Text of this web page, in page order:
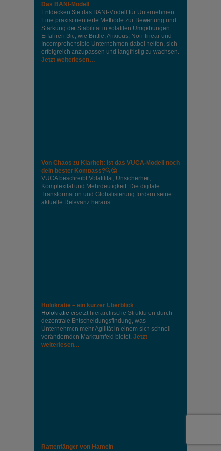
Das BANI-Modell
Entdecken Sie das BANI-Modell für Unternehmen:
Eine praxisorientierte Methode zur Bewertung und
Stärkung der Stabilität in volatilen Umgebungen.
Erfahren Sie, wie Brittle, Anxious, Non-linear und
Incomprehensible Unternehmen dabei helfen, sich
erfolgreich anzupassen und langfristig zu wachsen.
Jetzt weiterlesen…
Von Chaos zu Klarheit: Ist das VUCA-Modell noch
dein bester Kompass?🔍🤔
VUCA beschreibt Volatilität, Unsicherheit,
Komplexität und Mehrdeutigkeit. Die digitale
Transformation und Globalisierung fordern seine
aktuelle Relevanz heraus.
Holokratie – ein kurzer Überblick
Holokratie ersetzt hierarchische Strukturen durch
dezentrale Entscheidungsfindung, was
Unternehmen mehr Agilität in einem sich schnell
verändernden Marktumfeld bietet. Jetzt
weiterlesen…
Rattenfänger von Hameln